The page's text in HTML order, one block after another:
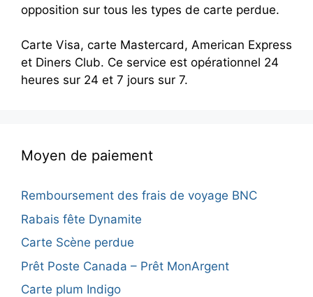
opposition sur tous les types de carte perdue.
Carte Visa, carte Mastercard, American Express
et Diners Club. Ce service est opérationnel 24
heures sur 24 et 7 jours sur 7.
Moyen de paiement
Remboursement des frais de voyage BNC
Rabais fête Dynamite
Carte Scène perdue
Prêt Poste Canada – Prêt MonArgent
Carte plum Indigo